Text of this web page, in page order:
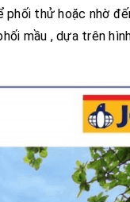
thử hoặc nhờ
mầu , dựa trên